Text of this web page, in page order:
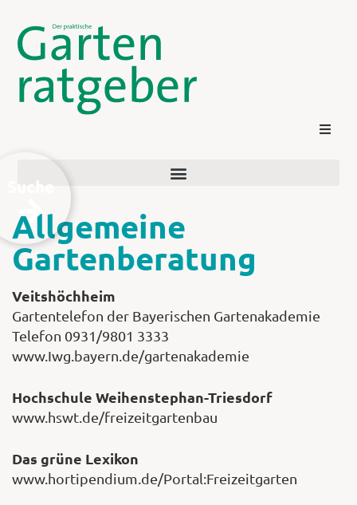
Allgemeine
Gartenberatung
Veitshöchheim
Gartentelefon der Bayerischen Gartenakademie
Telefon 0931/9801 3333
www.Iwg.bayern.de/gartenakademie
Hochschule Weihenstephan-Triesdorf
www.hswt.de/freizeitgartenbau
Das grüne Lexikon
www.hortipendium.de/Portal:Freizeitgarten